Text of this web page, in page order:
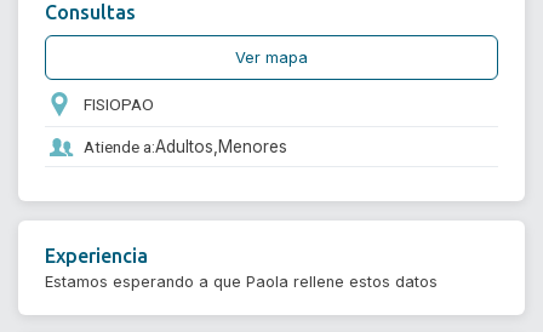
Consultas
Ver mapa
FISIOPAO
Atiende a:Adultos, Menores
Experiencia
Estamos esperando a que Paola rellene estos datos